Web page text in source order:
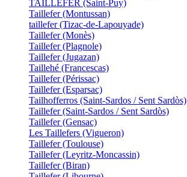
TAILLEFER (Saint-Puy)
Taillefer (Montussan)
taillefer (Tizac-de-Lapouyade)
Taillefer (Monès)
Taillefer (Plagnole)
Taillefer (Jugazan)
Taillehé (Francescas)
Taillefer (Périssac)
Taillefer (Esparsac)
Tailhofferros (Saint-Sardos / Sent Sardòs)
Taillefer (Saint-Sardos / Sent Sardòs)
Taillefer (Gensac)
Les Taillefers (Vigueron)
Taillefer (Toulouse)
Taillefer (Leyritz-Moncassin)
Taillefer (Biran)